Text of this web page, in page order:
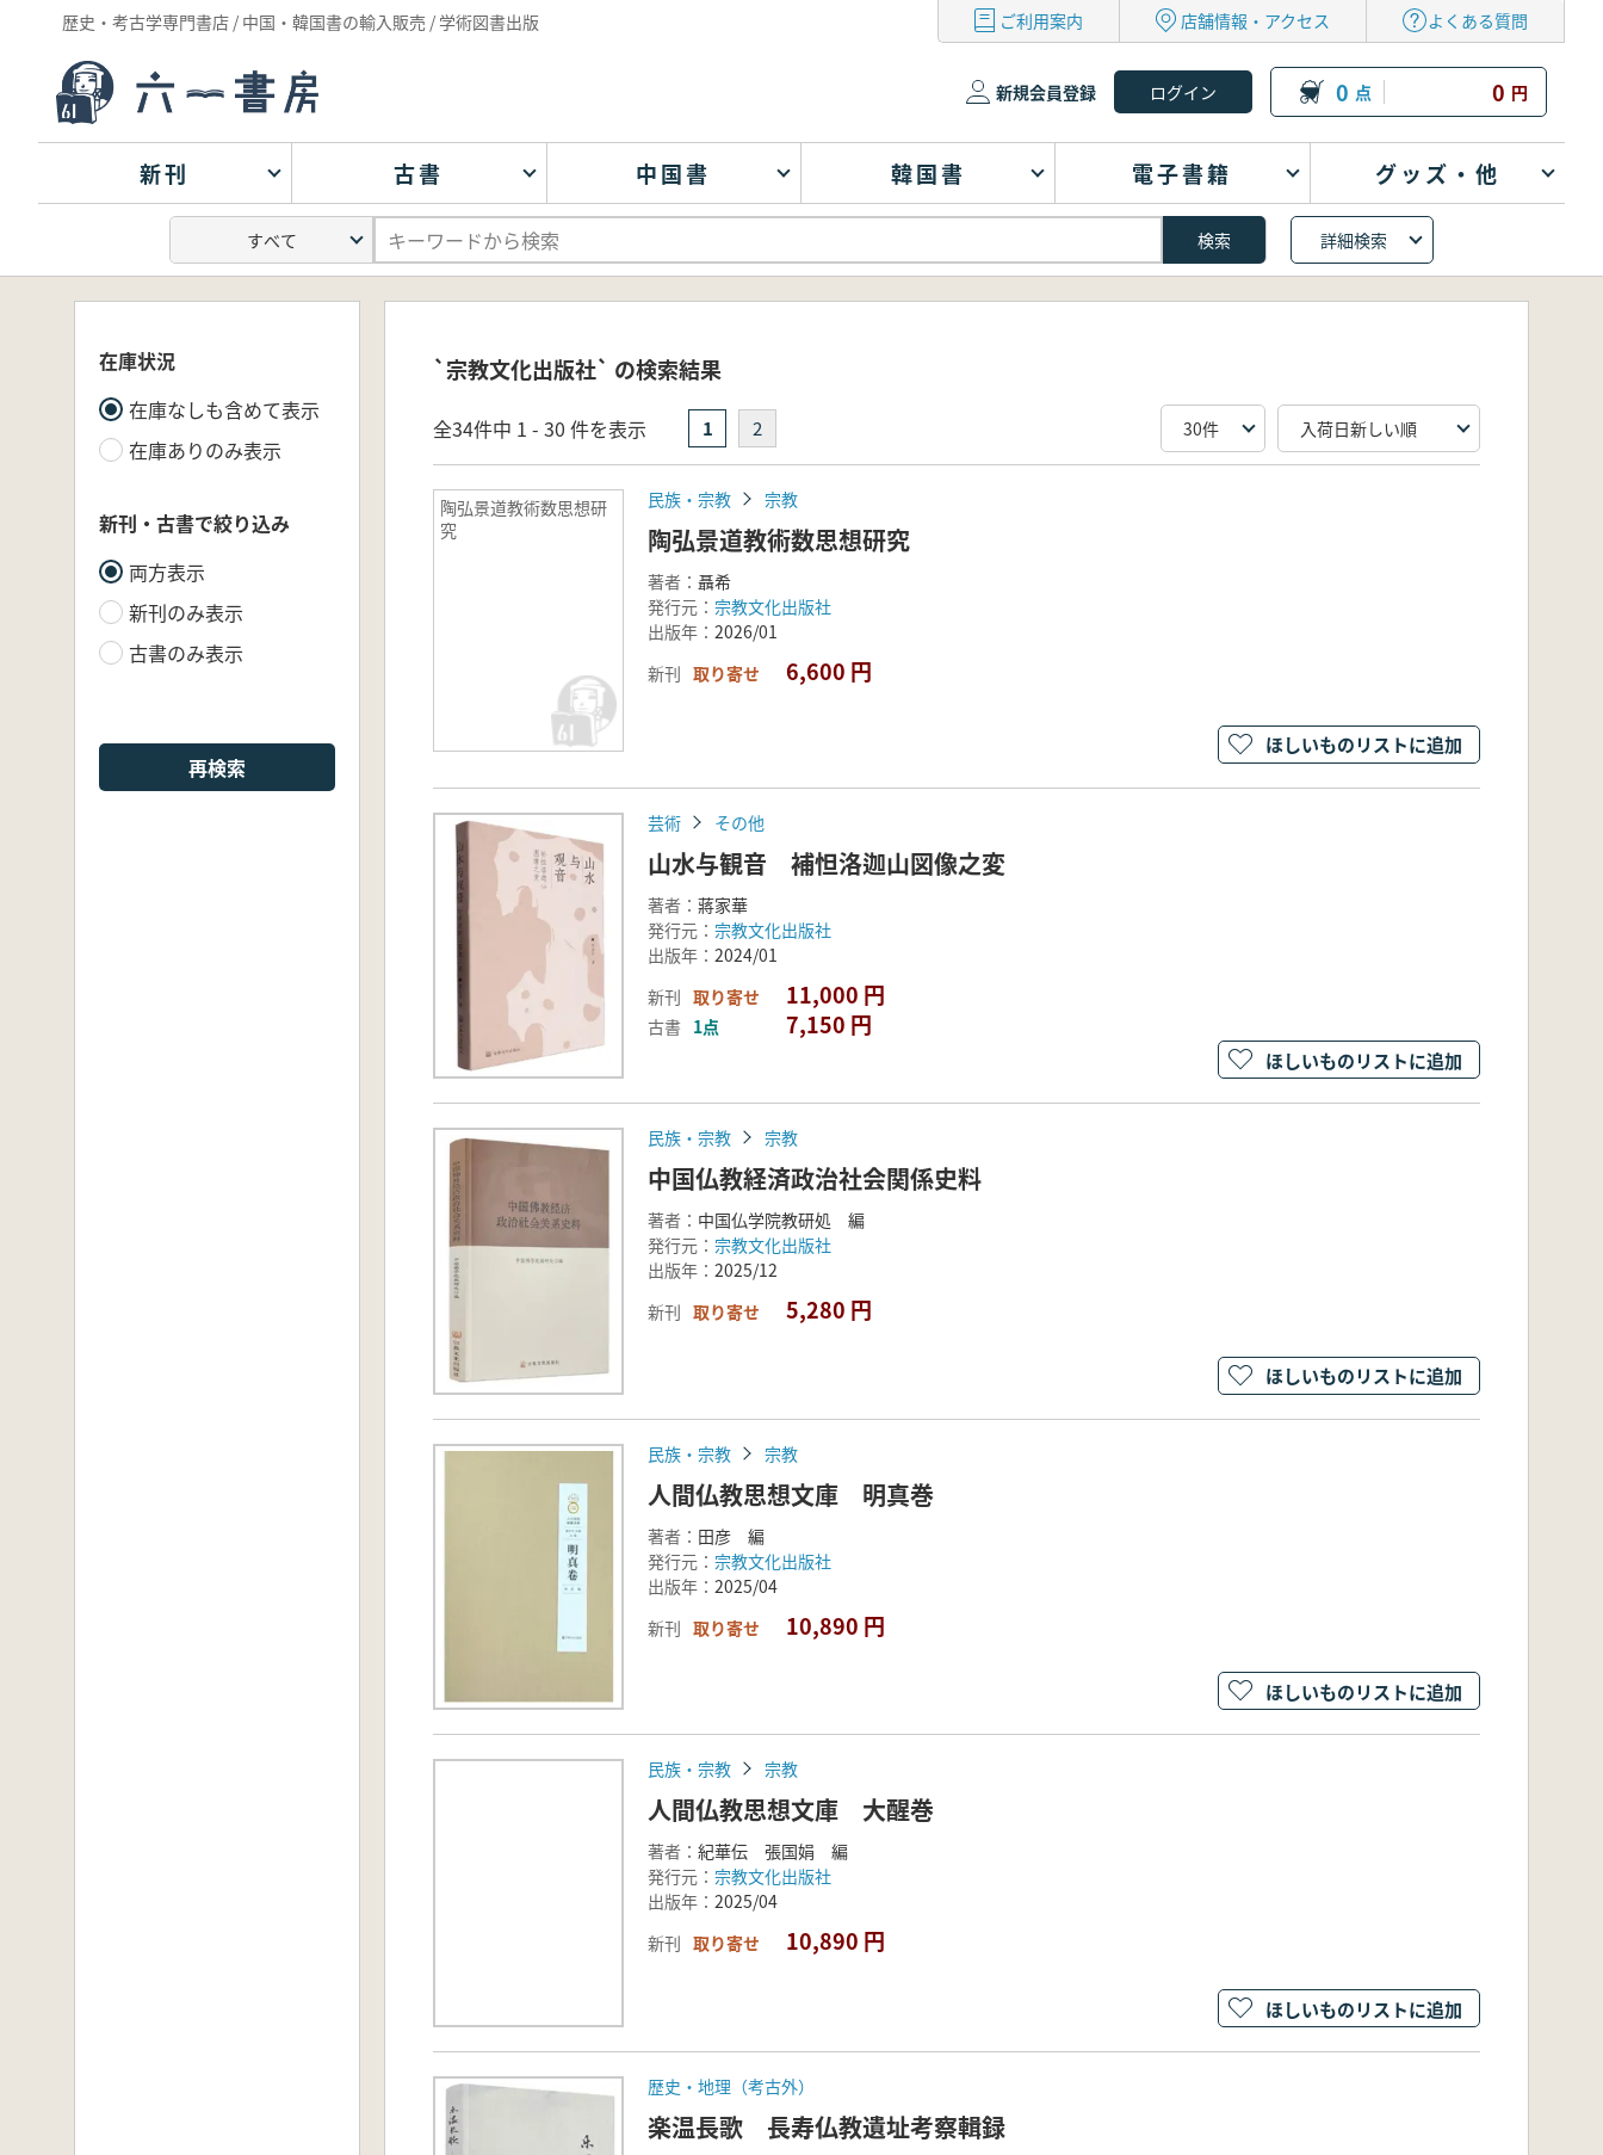
歴史・考古学専門書店 / 中国・韓国書の輸入販売 / 学術図書出版 ご利用案内 店舗情報・アクセス よくある質問
新規会員登録 0 点 0 円
新刊 古書 中国書 韓国書 電子書籍 グッズ・他
詳細検索
在庫状況
在庫なしも含めて表示
在庫ありのみ表示
新刊・古書で絞り込み
両方表示
新刊のみ表示
古書のみ表示
再検索
`宗教文化出版社` の検索結果
全34件中 1 - 30 件を表示 1 2
陶弘景道教術数思想研
究
民族・宗教 宗教
陶弘景道教術数思想研究
著者： 聶希
発行元： 宗教文化出版社
出版年： 2026/01
新刊 取り寄せ 6,600 円
ほしいものリストに追加
芸術 その他
山水与観音 補怛洛迦山図像之変
著者： 蔣家華
発行元： 宗教文化出版社
出版年： 2024/01
新刊 取り寄せ 11,000 円
古書 1点 7,150 円
ほしいものリストに追加
民族・宗教 宗教
中国仏教経済政治社会関係史料
著者： 中国仏学院教研処 編
発行元： 宗教文化出版社
出版年： 2025/12
新刊 取り寄せ 5,280 円
ほしいものリストに追加
民族・宗教 宗教
人間仏教思想文庫 明真巻
著者： 田彦 編
発行元： 宗教文化出版社
出版年： 2025/04
新刊 取り寄せ 10,890 円
ほしいものリストに追加
民族・宗教 宗教
人間仏教思想文庫 大醒巻
著者： 紀華伝 張国娟 編
発行元： 宗教文化出版社
出版年： 2025/04
新刊 取り寄せ 10,890 円
ほしいものリストに追加
歴史・地理（考古外）
楽温長歌 長寿仏教遺址考察輯録